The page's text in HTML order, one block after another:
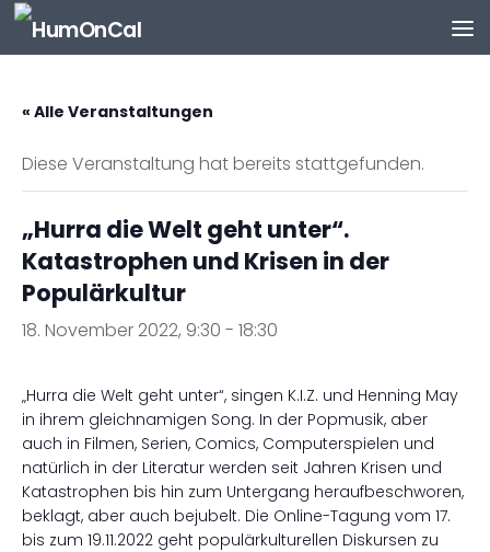
Zum Inhalt springen
« Alle Veranstaltungen
Diese Veranstaltung hat bereits stattgefunden.
„Hurra die Welt geht unter“.
Katastrophen und Krisen in der
Populärkultur
18. November 2022, 9:30 - 18:30
„Hurra die Welt geht unter“, singen K.I.Z. und Henning May
in ihrem gleichnamigen Song. In der Popmusik, aber
auch in Filmen, Serien, Comics, Computerspielen und
natürlich in der Literatur werden seit Jahren Krisen und
Katastrophen bis hin zum Untergang heraufbeschworen,
beklagt, aber auch bejubelt. Die Online-Tagung vom 17.
bis zum 19.11.2022 geht populärkulturellen Diskursen zu